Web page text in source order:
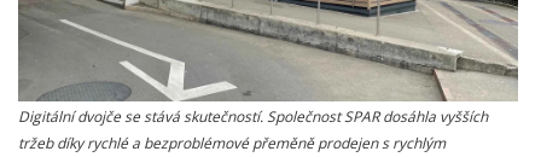
Digitální dvojče se stává skutečností. Společnost SPAR dosáhla vyšších
tržeb díky rychlé a bezproblémové přeměně prodejen s rychlým